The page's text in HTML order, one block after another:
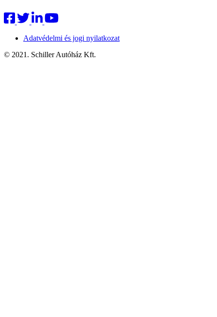
Adatvédelmi és jogi nyilatkozat
© 2021. Schiller Autóház Kft.